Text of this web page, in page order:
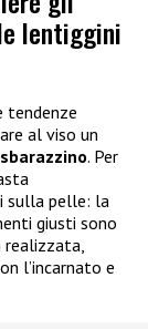
lentiggini
tendenze
al viso un
. Per
sulla pelle: la
giusti sono
realizzata,
l’incarnato e